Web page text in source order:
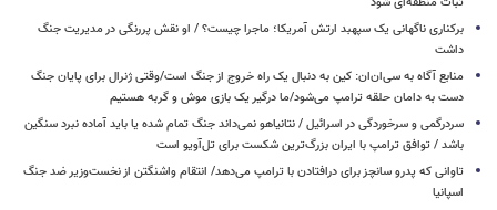
برکناری ناگهانی یک سپهبد ارتش آمریکا؛ ماجرا چیست؟ / او نقش پررنگی در مدیریت جنگ
داشت
منابع آگاه به سی‌ان‌ان: کین به دنبال یک راه خروج از جنگ است/وقتی ژنرال برای پایان جنگ
دست به دامان حلقه ترامپ می‌شود/ما درگیر یک بازی موش و گربه هستیم
سردرگمی و سرخوردگی در اسرائیل / نتانیاهو نمی‌داند جنگ تمام شده یا باید آماده نبرد سنگین
باشد / توافق ترامپ با ایران بزرگ‌ترین شکست برای تل‌آویو است
تاوانی که پدرو سانچز برای درافتادن با ترامپ می‌دهد/ انتقام واشنگتن از نخست‌وزیر ضد جنگ
اسپانیا